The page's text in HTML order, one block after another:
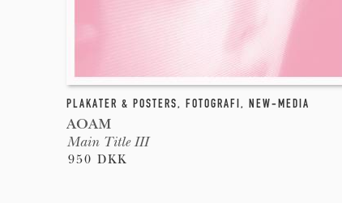
PLAKATER & POSTERS, FOTOGRAFI, NEW-MEDIA
AOAM
Main Title III
950 DKK